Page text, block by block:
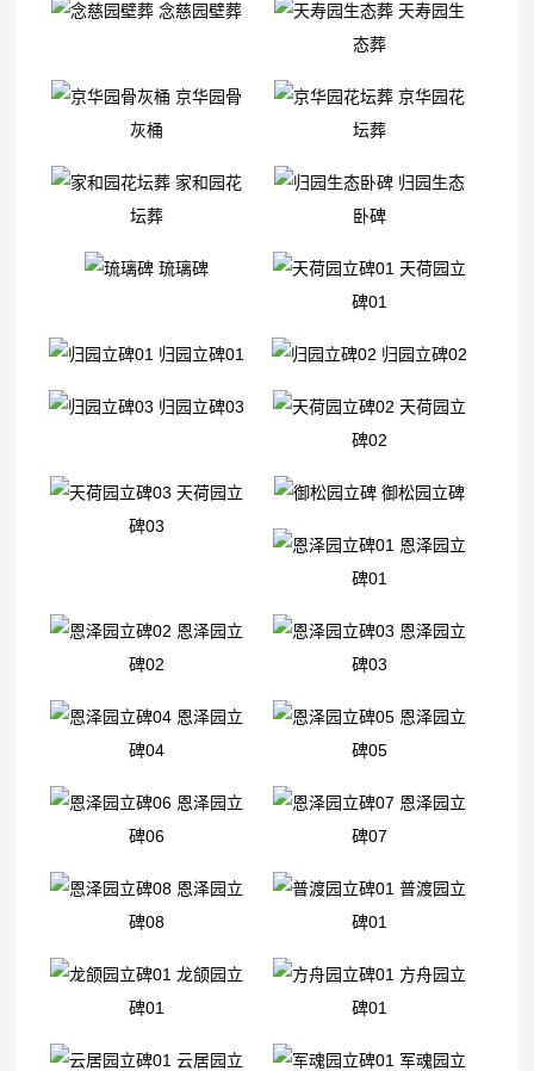
念慈园壁葬
天寿园生
态葬
京华园骨
灰桶
京华园花
坛葬
家和园花
坛葬
归园生态
卧碑
琉璃碑
天荷园立
碑01
归园立碑01 归园立碑02
归园立碑03
天荷园立
碑02
天荷园立
碑03
御松园立碑
恩泽园立
碑01
恩泽园立
碑02
恩泽园立
碑03
恩泽园立
碑04
恩泽园立
碑05
恩泽园立
碑06
恩泽园立
碑07
恩泽园立
碑08
普渡园立
碑01
龙颌园立
碑01
方舟园立
碑01
云居园立
军魂园立